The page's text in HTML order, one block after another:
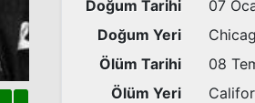
Doğum Tarihi
07
Doğum Yeri
Ölüm Tarihi
08
Ölüm Yeri